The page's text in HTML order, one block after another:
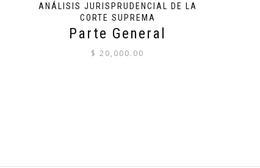
ANÁLISIS JURISPRUDENCIAL DE LA
CORTE SUPREMA
Parte General
$ 20,000.00